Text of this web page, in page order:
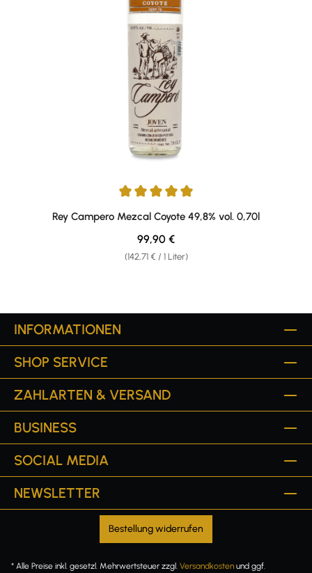
Durchschnittliche Bewertung von 5 von 5 Sternen
Rey Campero Mezcal Coyote 49,8% vol. 0,70l
(142,71 € / 1 Liter)
Regulärer Preis:
99,90 €
INFORMATIONEN
SHOP SERVICE
ZAHLARTEN & VERSAND
BUSINESS
SOCIAL MEDIA
NEWSLETTER
Bestellung widerrufen
* Alle Preise inkl. gesetzl. Mehrwertsteuer zzgl. Versandkosten und ggf.